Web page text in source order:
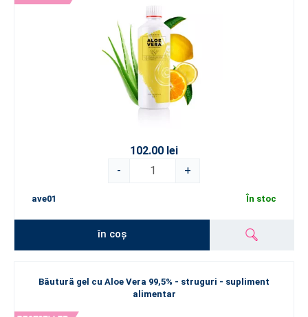
102.00 lei
-
+
ave01 În stoc
în coș
Băutură gel cu Aloe Vera 99,5% - struguri - supliment
alimentar